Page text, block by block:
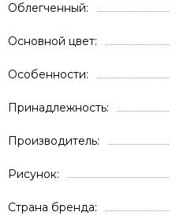
Облегченный
Основной цвет
Особенности
Принадлежность
Производитель
Рисунок
Страна бренда